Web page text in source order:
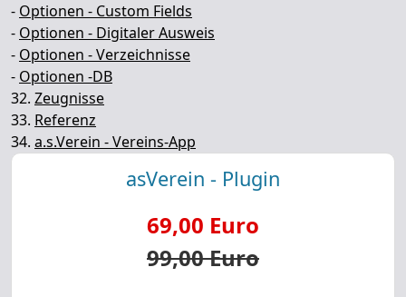
- Optionen - Custom Fields
- Optionen - Digitaler Ausweis
- Optionen - Verzeichnisse
- Optionen -DB
32. Zeugnisse
33. Referenz
34. a.s.Verein - Vereins-App
asVerein - Plugin
69,00 Euro
99,00 Euro